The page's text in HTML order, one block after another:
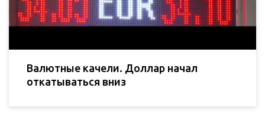
Валютные качели. Доллар начал
откатываться вниз